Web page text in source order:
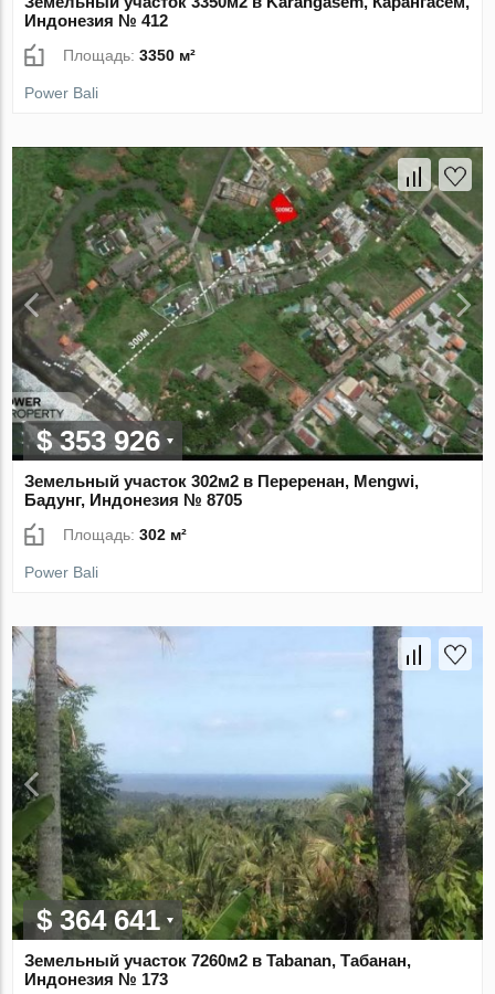
Индонезия № 412
Площадь:3350 м²
Power Bali
$ 353 926
Земельный участок 302м2 в Переренан, Mengwi,
Бадунг, Индонезия № 8705
Площадь:302 м²
Power Bali
$ 364 641
Земельный участок 7260м2 в Tabanan, Табанан,
Индонезия № 173